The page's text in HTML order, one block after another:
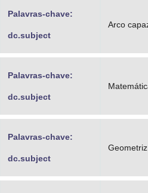
Palavras-chave:
dc.subject
Arco
Palavras-chave:
dc.subject
Palavras-chave:
dc.subject